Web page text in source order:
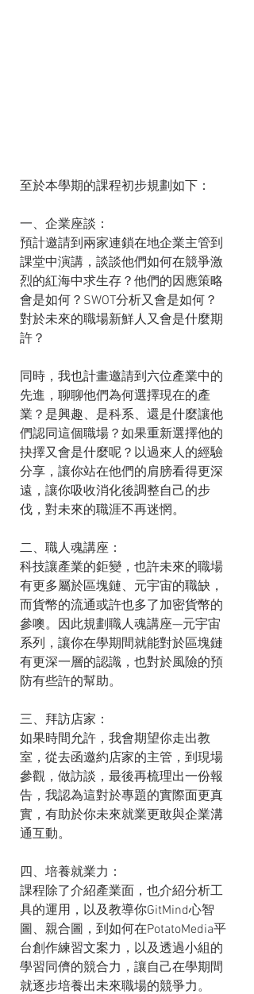
至於本學期的課程初步規劃如下：
一、企業座談：
預計邀請到兩家連鎖在地企業主管到
課堂中演講，談談他們如何在競爭激
烈的紅海中求生存？他們的因應策略
會是如何？SWOT分析又會是如何？
對於未來的職場新鮮人又會是什麼期
許？
同時，我也計畫邀請到六位產業中的
先進，聊聊他們為何選擇現在的產
業？是興趣、是科系、還是什麼讓他
們認同這個職場？如果重新選擇他的
抉擇又會是什麼呢？以過來人的經驗
分享，讓你站在他們的肩膀看得更深
遠，讓你吸收消化後調整自己的步
伐，對未來的職涯不再迷惘。
二、職人魂講座：
科技讓產業的鉅變，也許未來的職場
有更多屬於區塊鏈、元宇宙的職缺，
而貨幣的流通或許也多了加密貨幣的
參噢。因此規劃職人魂講座—元宇宙
系列，讓你在學期間就能對於區塊鏈
有更深一層的認識，也對於風險的預
防有些許的幫助。
三、拜訪店家：
如果時間允許，我會期望你走出教
室，從去函邀約店家的主管，到現場
參觀，做訪談，最後再梳理出一份報
告，我認為這對於專題的實際面更真
實，有助於你未來就業更敢與企業溝
通互動。
四、培養就業力：
課程除了介紹產業面，也介紹分析工
具的運用，以及教導你GitMind心智
圖、親合圖，到如何在PotatoMedia平
台創作練習文案力，以及透過小組的
學習同儕的競合力，讓自己在學期間
就逐步培養出未來職場的競爭力。